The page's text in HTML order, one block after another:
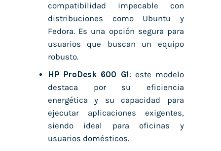
compatibilidad impecable con
distribuciones como Ubuntu y
Fedora. Es una opción segura para
usuarios que buscan un equipo
robusto.
HP ProDesk 600 G1: este modelo
destaca por su eficiencia
energética y su capacidad para
ejecutar aplicaciones exigentes,
siendo ideal para oficinas y
usuarios domésticos.